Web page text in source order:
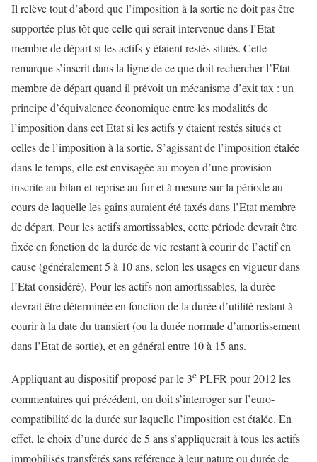
Il relève tout d’abord que l’imposition à la sortie ne doit pas être
supportée plus tôt que celle qui serait intervenue dans l’Etat
membre de départ si les actifs y étaient restés situés. Cette
remarque s’inscrit dans la ligne de ce que doit rechercher l’Etat
membre de départ quand il prévoit un mécanisme d’exit tax : un
principe d’équivalence économique entre les modalités de
l’imposition dans cet Etat si les actifs y étaient restés situés et
celles de l’imposition à la sortie. S’agissant de l’imposition étalée
dans le temps, elle est envisagée au moyen d’une provision
inscrite au bilan et reprise au fur et à mesure sur la période au
cours de laquelle les gains auraient été taxés dans l’Etat membre
de départ. Pour les actifs amortissables, cette période devrait être
fixée en fonction de la durée de vie restant à courir de l’actif en
cause (généralement 5 à 10 ans, selon les usages en vigueur dans
l’Etat considéré). Pour les actifs non amortissables, la durée
devrait être déterminée en fonction de la durée d’utilité restant à
courir à la date du transfert (ou la durée normale d’amortissement
dans l’Etat de sortie), et en général entre 10 à 15 ans.
Appliquant au dispositif proposé par le 3e PLFR pour 2012 les
commentaires qui précédent, on doit s’interroger sur l’euro-
compatibilité de la durée sur laquelle l’imposition est étalée. En
effet, le choix d’une durée de 5 ans s’appliquerait à tous les actifs
immobilisés transférés sans référence à leur nature ou durée de